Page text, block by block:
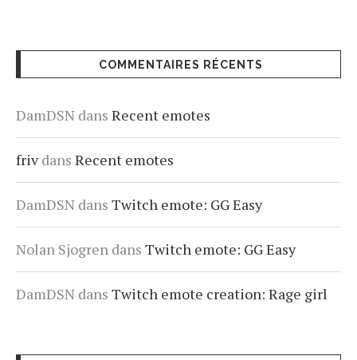
COMMENTAIRES RÉCENTS
DamDSN dans Recent emotes
frivdans Recent emotes
DamDSN dans Twitch emote: GG Easy
Nolan Sjogren dans Twitch emote: GG Easy
DamDSN dans Twitch emote creation: Rage girl